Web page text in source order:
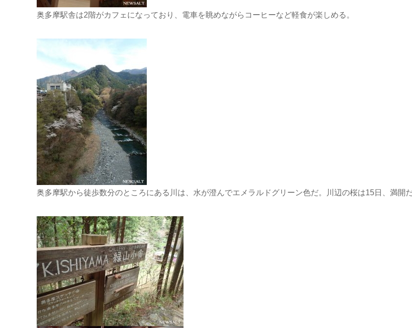
奥多摩駅舎は2階がカフェになっており、電車を眺めながらコーヒーなど軽食が楽しめる。
奥多摩駅から徒歩数分のところにある川は、水が澄んでエメラルドグリーン色だ。川辺の桜は15日、満開だ